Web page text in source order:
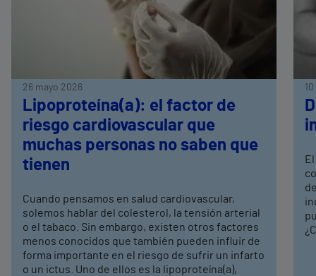
26 mayo 2026
Lipoproteína(a): el factor de
riesgo cardiovascular que
muchas personas no saben que
tienen
Cuando pensamos en salud cardiovascular,
solemos hablar del colesterol, la tensión arterial
o el tabaco. Sin embargo, existen otros factores
menos conocidos que también pueden influir de
forma importante en el riesgo de sufrir un infarto
o un ictus. Uno de ellos es la lipoproteína(a),